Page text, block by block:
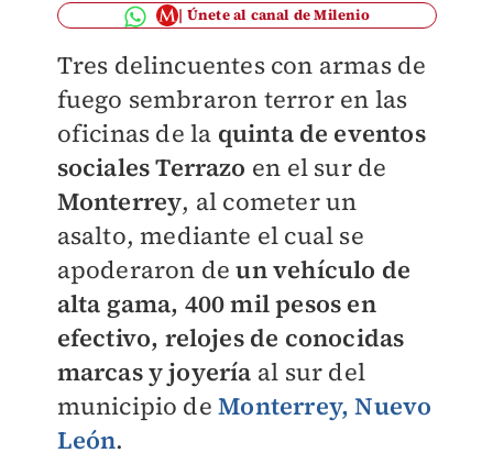
Únete al canal de Milenio
Tres delincuentes con armas de
fuego sembraron terror en las
oficinas de la quinta de eventos
sociales Terrazo en el sur de
Monterrey, al cometer un
asalto, mediante el cual se
apoderaron deun vehículo de
alta gama, 400 mil pesos en
efectivo, relojes de conocidas
marcas y joyería al sur del
municipio deMonterrey, Nuevo
León.